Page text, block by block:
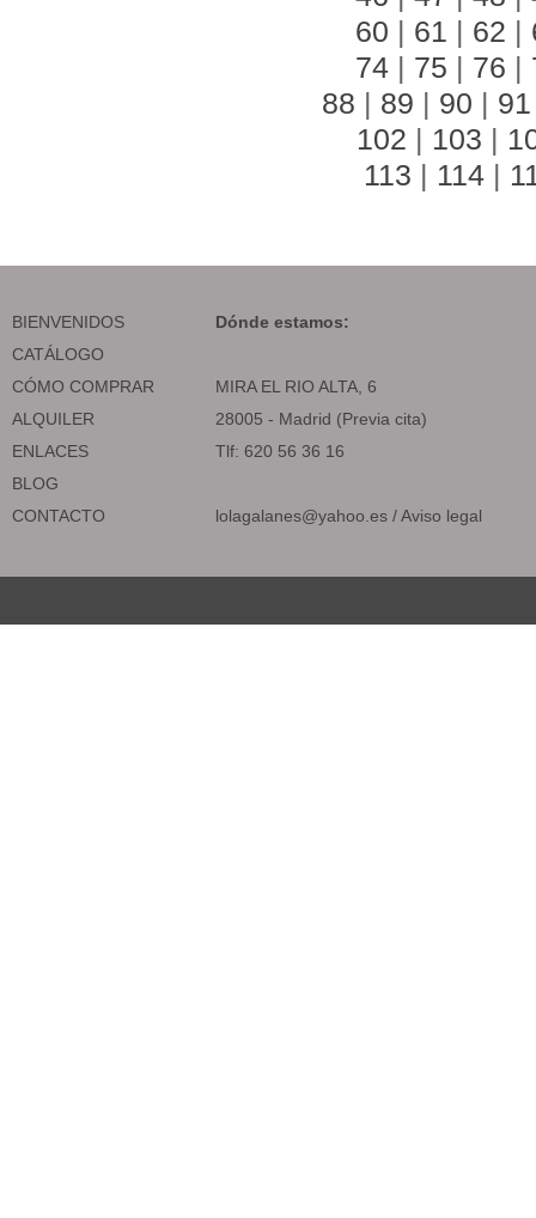
60
61 62
74
75 76
88
89 90 91
102
103
113
114
BIENVENIDOS
CATÁLOGO
CÓMO COMPRAR
ALQUILER
ENLACES
BLOG
CONTACTO
Dónde estamos:
MIRA EL RIO ALTA, 6
28005 - Madrid (Previa cita)
Tlf: 620 56 36 16
lolagalanes@yahoo.es /Aviso legal